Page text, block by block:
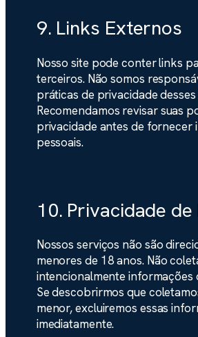
9. Links Externos
Nosso site pode conter links
terceiros. Não somos
práticas de privacidade desses
Recomendamos revisar suas
privacidade antes de fornecer
pessoais.
10. Privacidade
Nossos serviços não são
menores de 18 anos. Não
intencionalmente informações
Se descobrirmos que
menor, excluiremos essas
imediatamente.